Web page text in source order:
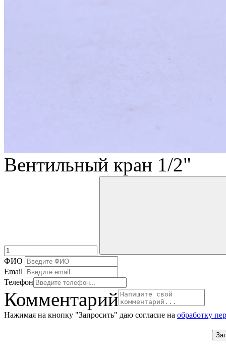
Вентильный кран 1/2"
ФИО
Email
Телефон
Комментарий
Нажимая на кнопку "Запросить" даю согласие на обработку